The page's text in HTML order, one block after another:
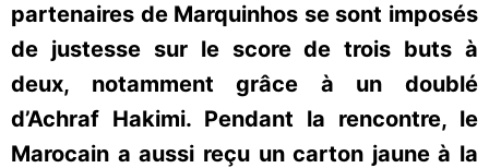
partenaires de Marquinhos se sont imposés
de justesse sur le score de trois buts à
deux, notamment grâce à un doublé
d’Achraf Hakimi. Pendant la rencontre, le
Marocain a aussi reçu un carton jaune à la